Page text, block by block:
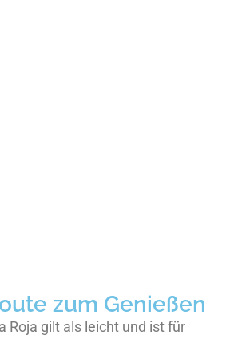
zum Genießen
Roja gilt als leicht und ist für